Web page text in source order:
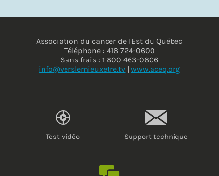
Association du cancer de l'Est du Québec
Téléphone : 418 724-0600
Sans frais : 1 800 463-0806
info@verslemieuxetre.tv |www.aceq.org
Test vidéo Support technique